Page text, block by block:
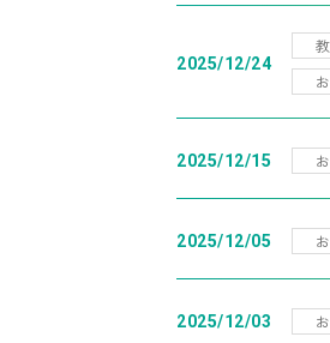
2025/12/24
2025/12/15
2025/12/05
2025/12/03